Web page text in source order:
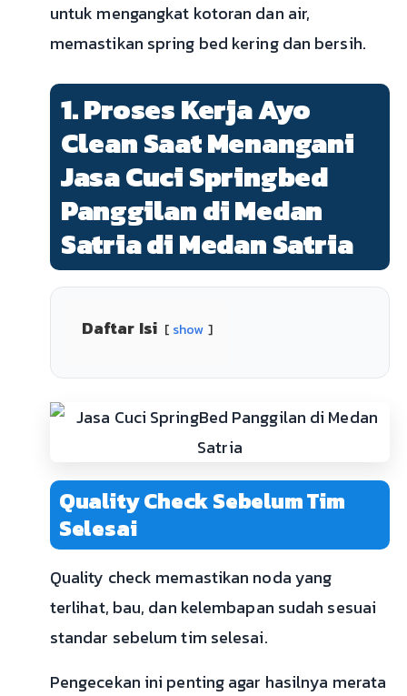
untuk mengangkat kotoran dan air,
memastikan spring bed kering dan bersih.
1. Proses Kerja Ayo
Clean Saat Menangani
Jasa Cuci Springbed
Panggilan di Medan
Satria di Medan Satria
Daftar Isi show
Quality Check Sebelum Tim
Selesai
Quality check memastikan noda yang
terlihat, bau, dan kelembapan sudah sesuai
standar sebelum tim selesai.
Pengecekan ini penting agar hasilnya merata